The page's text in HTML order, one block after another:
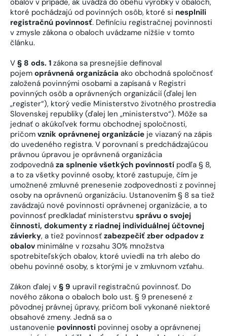
ktoré pochádzajú od povinných osôb, ktoré si nesplnili
registračnú povinnosť. Definíciu registračnej povinnosti
v zmysle zákona o obaloch uvádzame nižšie v tomto
článku.
V § 8 ods. 1 zákona sa presnejšie definoval
pojem oprávnená organizácia ako obchodná spoločnosť
založená povinnými osobami a zapísaná v Registri
povinných osôb a oprávnených organizácií (ďalej len
„register“), ktorý vedie Ministerstvo životného prostredia
Slovenskej republiky (ďalej len „ministerstvo“). Môže sa
jednať o akúkoľvek formu obchodnej spoločnosti,
pričom vznik oprávnenej organizácie je viazaný na zápis
do uvedeného registra. V porovnaní s predchádzajúcou
právnou úpravou je oprávnená organizácia
zodpovedná za splnenie všetkých povinností podľa § 8,
a to za všetky povinné osoby, ktoré zastupuje, čím je
umožnené zmluvné prenesenie zodpovednosti z povinnej
osoby na oprávnenú organizáciu. Ustanovením § 8 sa tiež
zavádzajú nové povinnosti oprávnenej organizácie, a to
povinnosť predkladať ministerstvu správu o svojej
činnosti, dokumenty z riadnej individuálnej účtovnej
závierky, a tiež povinnosť zabezpečiť zber odpadov z
obalov minimálne v rozsahu 30% množstva
spotrebiteľských obalov, ktoré uviedli na trh alebo do
obehu povinné osoby, s ktorými je v zmluvnom vzťahu.
Zákon ďalej v § 9 upravil registračnú povinnosť. Do
nového zákona o obaloch bolo ust. § 9 prenesené z
pôvodnej právnej úpravy, pričom boli vykonané niektoré
obsahové zmeny. Jedná sa o
ustanovenie povinnosti povinnej osoby a oprávnenej